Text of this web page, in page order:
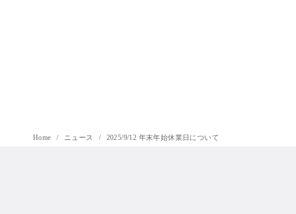
Home ニュース 2025/9/12 年末年始休業日について